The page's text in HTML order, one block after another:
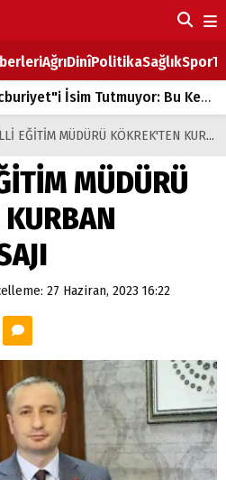
AğrıDinîPolitikaSağlıkSpor
İsim Tutmuyor: Bu Kez de Mem u Zîn Oldu!
Fiyatlarına Zam
sırtındaki ağır yük
TAHTASI
MÜDÜRÜ KÖKREK'TEN KURBAN BAYRAMI MESAJI
MÜDÜRÜ
27 Haziran, 2023 16:22